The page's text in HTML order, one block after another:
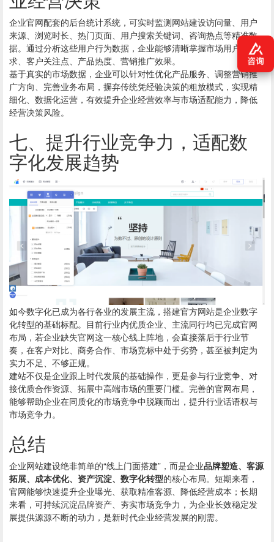
企业官网配套的后台统计系统，可实时监测网站建设访问量、用户
来源、浏览时长、热门页面、用户搜索关键词、咨询热点等精准数
据。通过分析这些用户行为数据，企业能够清晰掌握市场用户需
求、客户关注点、产品热度、营销推广效果。
基于真实的市场数据，企业可以针对性优化产品服务、调整营销推
广方向、完善业务布局，摒弃传统凭经验决策的粗放模式，实现精
细化、数据化运营，有效提升企业经营效率与市场适配能力，降低
经营决策风险。
七、提升行业竞争力，适配数
字化发展趋势
如今数字化已成为各行各业的发展主流，搭建官方网站是企业数字
化转型的基础标配。目前行业内优质企业、主流同行均已完成官网
布局，若企业缺失官网这一核心线上阵地，会直接落后于行业节
奏，在客户对比、商务合作、市场竞标中处于劣势，甚至被判定为
实力不足、不够正规。
建站不仅是企业跟上时代发展的基础操作，更是参与行业竞争、对
接优质合作资源、拓展中高端市场的重要门槛。完善的官网布局，
能够帮助企业在同质化的市场竞争中脱颖而出，提升行业话语权与
市场竞争力。
总结
企业网站建设绝非简单的“线上门面搭建”，而是企业品牌塑造、客源
拓展、成本优化、资产沉淀、数字化转型的核心布局。短期来看，
官网能够快速提升企业曝光、获取精准客源、降低经营成本；长期
来看，可持续沉淀品牌资产、夯实市场竞争力，为企业长效稳定发
展提供源源不断的动力，是新时代企业经营发展的刚需。